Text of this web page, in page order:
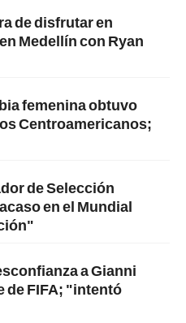
de disfrutar en
Medellín con Ryan
femenina obtuvo
Centroamericanos;
de Selección
en el Mundial
a Gianni
de FIFA; "intentó